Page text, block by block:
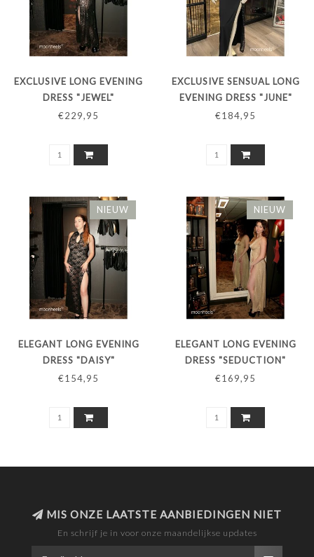
EXCLUSIVE LONG EVENING
DRESS "JEWEL"
€229,95
EXCLUSIVE SENSUAL LONG
EVENING DRESS "JUNE"
€184,95
NIEUW
ELEGANT LONG EVENING
DRESS "DAISY"
€154,95
NIEUW
ELEGANT LONG EVENING
DRESS "SEDUCTION"
€169,95
MIS ONZE LAATSTE AANBIEDINGEN NIET
En schrijf je in voor onze maandelijkse updates